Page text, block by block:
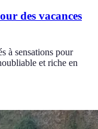
des vacances
à sensations pour
et riche en